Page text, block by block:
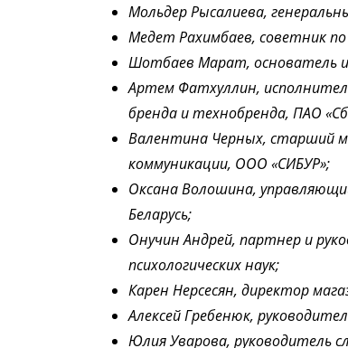
Мольдер Рысалиева,
Медет Рахимбаев, советник
Шотбаев Марат, основатель
Артем Фатхуллин,
бренда и технобренда, ПАО
Валентина Черных, старший
коммуникации, ООО «СИБУР»;
Оксана Волошина,
Беларусь;
Онучин Андрей, партнер и
психологических наук;
Карен Нерсесян, директор
Алексей Гребенюк,
Юлия Уварова, руководитель